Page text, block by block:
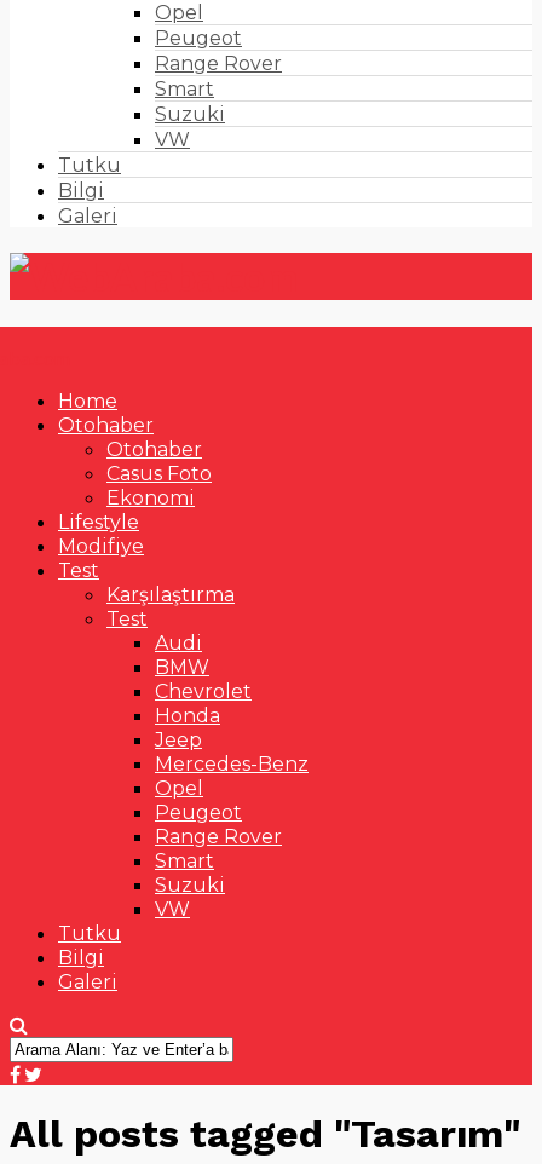
Opel
Peugeot
Range Rover
Smart
Suzuki
VW
Tutku
Bilgi
Galeri
Home
Otohaber
Otohaber
Casus Foto
Ekonomi
Lifestyle
Modifiye
Test
Karşılaştırma
Test
Audi
BMW
Chevrolet
Honda
Jeep
Mercedes-Benz
Opel
Peugeot
Range Rover
Smart
Suzuki
VW
Tutku
Bilgi
Galeri
All posts tagged "Tasarım"